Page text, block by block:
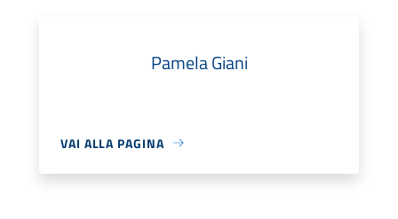
Pamela Giani
VAI ALLA PAGINA